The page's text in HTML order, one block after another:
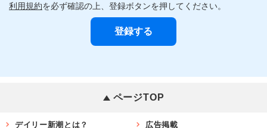
利用規約を必ず確認の上、登録ボタンを押してください。
ページTOP
デイリー新潮とは？ 広告掲載